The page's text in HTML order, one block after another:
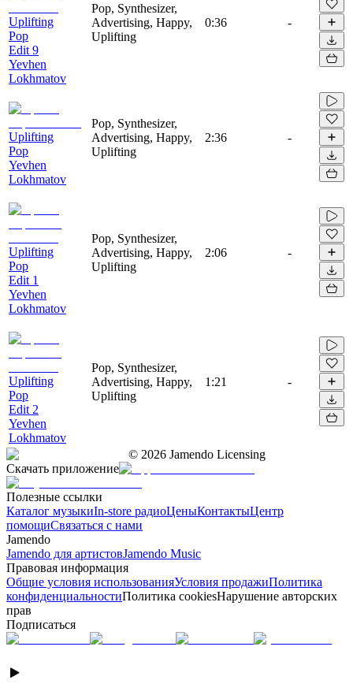
Uplifting
Pop
Edit 9
Yevhen
Lokhmatov
Pop, Synthesizer,
Advertising, Happy,
Uplifting
0:36 -
Uplifting
Pop
Yevhen
Lokhmatov
Pop, Synthesizer,
Advertising, Happy,
Uplifting
2:36 -
Uplifting
Pop
Edit 1
Yevhen
Lokhmatov
Pop, Synthesizer,
Advertising, Happy,
Uplifting
2:06 -
Uplifting
Pop
Edit 2
Yevhen
Lokhmatov
Pop, Synthesizer,
Advertising, Happy,
Uplifting
1:21 -
© 2026 Jamendo Licensing
Скачать приложение
Полезные ссылки
Каталог музыкиIn-store радиоЦеныКонтактыЦентр
помощиСвязаться с нами
Jamendo
Jamendo для артистовJamendo Music
Правовая информация
Общие условия использованияУсловия продажиПолитика
конфиденциальностиПолитика cookiesНарушение авторских
прав
Подписаться